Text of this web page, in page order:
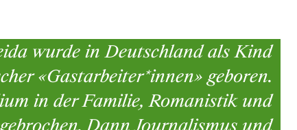
wurde in Deutschland als Kind
«Gastarbeiter*innen» geboren.
in der Familie, Romanistik und
Dann Journalismus und